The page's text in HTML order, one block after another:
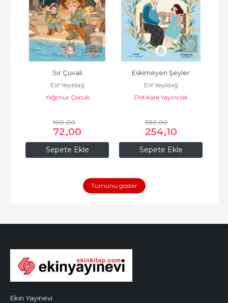
Sepete Ekle
Sır Çuvalı
Elif Yeşildağ
Yağmur Çocuk
100,00
72,00
Sepete Ekle
Eskimeyen Şeyler
Elif Yeşildağ
Pötikare Yayıncılık
330,00
254,10
Tümünü göster
Ekin Yayınevi